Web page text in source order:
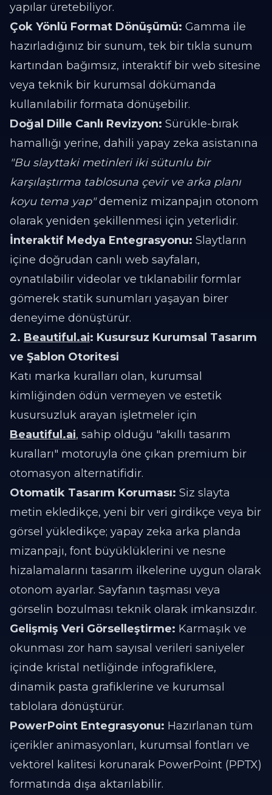
yapılar üretebiliyor.
Çok Yönlü Format Dönüşümü: Gamma ile
hazırladığınız bir sunum, tek bir tıkla sunum
kartından bağımsız, interaktif bir web sitesine
veya teknik bir kurumsal dökümanda
kullanılabilir formata dönüşebilir.
Doğal Dille Canlı Revizyon: Sürükle-bırak
hamallığı yerine, dahili yapay zeka asistanına
"Bu slayttaki metinleri iki sütunlu bir
karşılaştırma tablosuna çevir ve arka planı
koyu tema yap"demeniz mizanpajın otonom
olarak yeniden şekillenmesi için yeterlidir.
İnteraktif Medya Entegrasyonu: Slaytların
içine doğrudan canlı web sayfaları,
oynatılabilir videolar ve tıklanabilir formlar
gömerek statik sunumları yaşayan birer
deneyime dönüştürür.
2. Beautiful.ai: Kusursuz Kurumsal Tasarım
ve Şablon Otoritesi
Katı marka kuralları olan, kurumsal
kimliğinden ödün vermeyen ve estetik
kusursuzluk arayan işletmeler için
Beautiful.ai, sahip olduğu "akıllı tasarım
kuralları" motoruyla öne çıkan premium bir
otomasyon alternatifidir.
Otomatik Tasarım Koruması: Siz slayta
metin ekledikçe, yeni bir veri girdikçe veya bir
görsel yükledikçe; yapay zeka arka planda
mizanpajı, font büyüklüklerini ve nesne
hizalamalarını tasarım ilkelerine uygun olarak
otonom ayarlar. Sayfanın taşması veya
görselin bozulması teknik olarak imkansızdır.
Gelişmiş Veri Görselleştirme: Karmaşık ve
okunması zor ham sayısal verileri saniyeler
içinde kristal netliğinde infografiklere,
dinamik pasta grafiklerine ve kurumsal
tablolara dönüştürür.
PowerPoint Entegrasyonu: Hazırlanan tüm
içerikler animasyonları, kurumsal fontları ve
vektörel kalitesi korunarak PowerPoint (PPTX)
formatında dışa aktarılabilir.